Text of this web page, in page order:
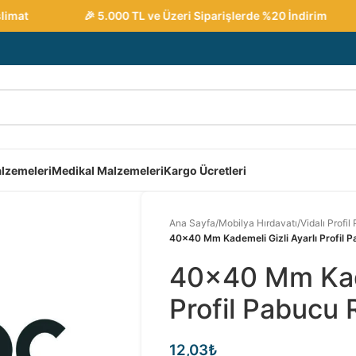
🎉 5.000 TL ve Üzeri Siparişlerde %20 İndirim
Medikal MalzemeleriKargo Ücretleri
Ana Sayfa/Mobilya Hırdavatı/Vidalı Profil
40×40 Mm Kademeli Gizli Ayarlı Profil
40×40 Mm
Profil Pabucu
12,03₺